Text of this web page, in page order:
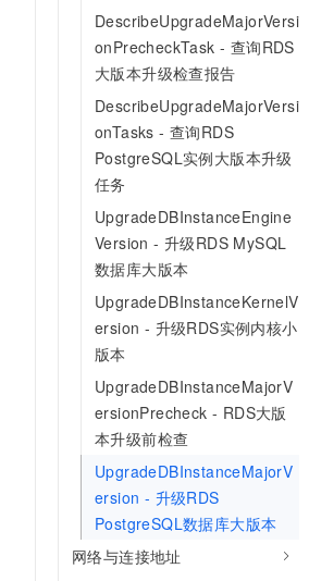
DescribeUpgradeMajorVersi
onPrecheckTask - 查询RDS
大版本升级检查报告
DescribeUpgradeMajorVersi
onTasks - 查询RDS
PostgreSQL实例大版本升级
任务
UpgradeDBInstanceEngine
Version - 升级RDS MySQL
数据库大版本
UpgradeDBInstanceKernelV
ersion - 升级RDS实例内核小
版本
UpgradeDBInstanceMajorV
ersionPrecheck - RDS大版
本升级前检查
UpgradeDBInstanceMajorV
ersion - 升级RDS
PostgreSQL数据库大版本
网络与连接地址